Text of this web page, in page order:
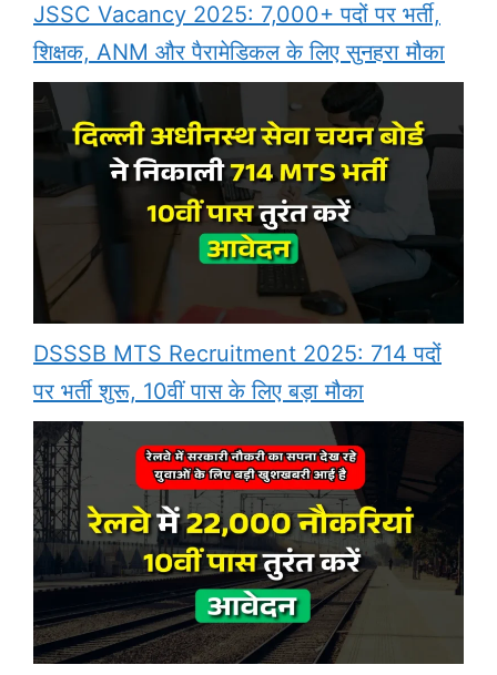
JSSC Vacancy 2025: 7,000+ पदों पर भर्ती,
शिक्षक, ANM और पैरामेडिकल के लिए सुनहरा मौका
DSSSB MTS Recruitment 2025: 714 पदों
पर भर्ती शुरू, 10वीं पास के लिए बड़ा मौका